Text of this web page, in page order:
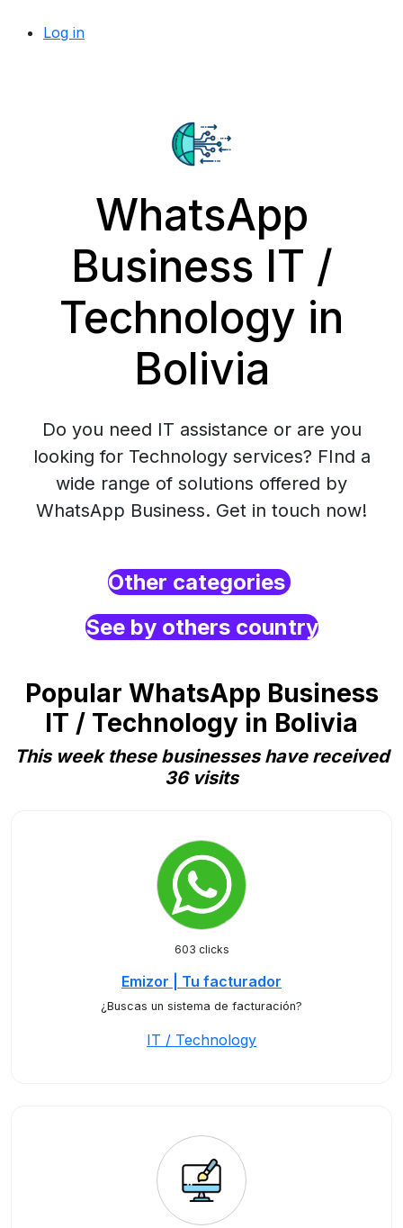
Log in
WhatsApp
Business IT /
Technology in
Bolivia
Do you need IT assistance or are you
looking for Technology services? FInd a
wide range of solutions offered by
WhatsApp Business. Get in touch now!
Other categories
See by others country
Popular WhatsApp Business
IT / Technology in Bolivia
This week these businesses have received
36 visits
603 clicks
Emizor | Tu facturador
¿Buscas un sistema de facturación?
IT / Technology